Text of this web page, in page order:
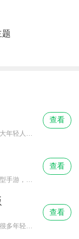
王者荣耀无限技能挂这款游戏在广大年轻人中广为风靡，选择它的人很多，当你无聊的时候，来这里玩上几局，一天很快就过去了。王者荣耀无限技能挂游戏操作很简单，许多玩家都能快速学会怎么操作，这是一款角色扮演类型的手机游戏。
查看
和平精英是一款非常刺激的设计类型手游，这款游戏中有很多地图，其中最经典的是海岛地图，这款游戏的画面画面华丽对战真实，在造型时装上也非常贴近现代化，在这里你可以体验到百人公平竞技，游戏地图非常经典，画面也可以根据你的手机配置来调整，可以调整为高清，超高清等等，游戏操作有一定难度哦，迷你真实设计玩法，你还可以和朋友一起组队，四黑等等，喜欢这款游戏的可以来下载体验。
查看
查看